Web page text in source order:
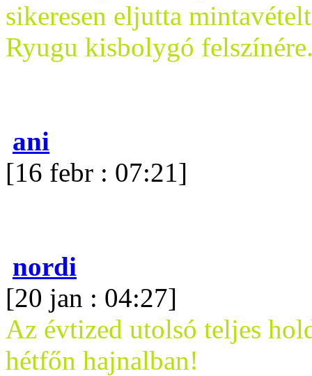
sikeresen eljutta
Ryugu kisbolygó
ani
[16 febr : 07:21]
nordi
[20 jan : 04:27]
Az évtized utolsó teljes
hétfőn hajnalban!